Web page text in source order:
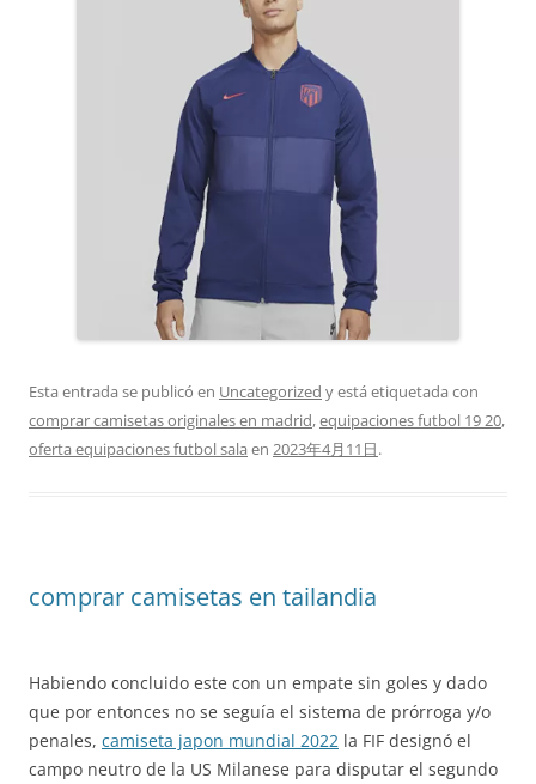
Esta entrada se publicó en Uncategorized y está etiquetada con
comprar camisetas originales en madrid,equipaciones futbol 19 20,
oferta equipaciones futbol sala en 2023年4月11日.
comprar camisetas en tailandia
Habiendo concluido este con un empate sin goles y dado
que por entonces no se seguía el sistema de prórroga y/o
penales, camiseta japon mundial 2022 la FIF designó el
campo neutro de la US Milanese para disputar el segundo